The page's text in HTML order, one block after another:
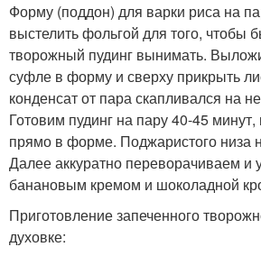
Форму (поддон) для варки риса на
выстелить фольгой для того, чтобы
творожный пудинг вынимать.
суфле в форму и сверху прикрыть
конденсат от пара скапливался на
Готовим пудинг на пару 40-45
прямо в форме. Поджаристого низа
Далее аккуратно переворачиваем и
банановым кремом и шоколадной
Приготовление запеченного
духовке: